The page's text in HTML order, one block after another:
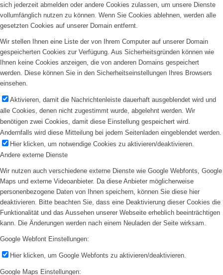
sich jederzeit abmelden oder andere Cookies zulassen, um unsere Dienste
vollumfänglich nutzen zu können. Wenn Sie Cookies ablehnen, werden alle
gesetzten Cookies auf unserer Domain entfernt.
Wir stellen Ihnen eine Liste der von Ihrem Computer auf unserer Domain
gespeicherten Cookies zur Verfügung. Aus Sicherheitsgründen können wie
Ihnen keine Cookies anzeigen, die von anderen Domains gespeichert
werden. Diese können Sie in den Sicherheitseinstellungen Ihres Browsers
einsehen.
Aktivieren, damit die Nachrichtenleiste dauerhaft ausgeblendet wird und
alle Cookies, denen nicht zugestimmt wurde, abgelehnt werden. Wir
benötigen zwei Cookies, damit diese Einstellung gespeichert wird.
Andernfalls wird diese Mitteilung bei jedem Seitenladen eingeblendet werden.
Hier klicken, um notwendige Cookies zu aktivieren/deaktivieren.
Andere externe Dienste
Wir nutzen auch verschiedene externe Dienste wie Google Webfonts, Google
Maps und externe Videoanbieter. Da diese Anbieter möglicherweise
personenbezogene Daten von Ihnen speichern, können Sie diese hier
deaktivieren. Bitte beachten Sie, dass eine Deaktivierung dieser Cookies die
Funktionalität und das Aussehen unserer Webseite erheblich beeinträchtigen
kann. Die Änderungen werden nach einem Neuladen der Seite wirksam.
Google Webfont Einstellungen:
Hier klicken, um Google Webfonts zu aktivieren/deaktivieren.
Google Maps Einstellungen: